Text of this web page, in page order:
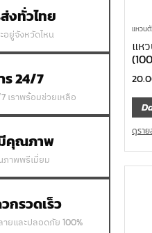
งทั่วไทย
อยู่จังหวัดไหน
ร 24/7
เราพร้อมช่วยเหลือ
คุณภาพ
าพพรีเมี่ยม
กรวดเร็ว
ยและปลอดภัย 100%
แหวนตั
แห
ดูราย